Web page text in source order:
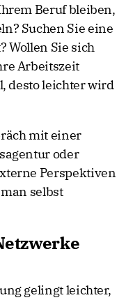
Beruf bleiben,
Suchen Sie eine
Wollen Sie sich
Arbeitszeit
desto leichter wird
mit einer
oder
Perspektiven
selbst
gelingt leichter,